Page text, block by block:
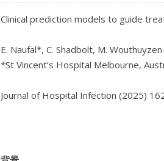
Clinical prediction models to guide
E. Naufal*, C. Shadbolt, M.
*St Vincent’s Hospital Melbourne,
Journal of Hospital Infection (2025)